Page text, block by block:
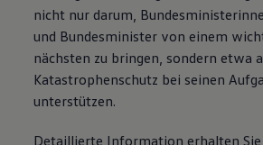
nicht nur darum,
und Bundesminister von einem
nächsten zu bringen, sondern etwa
Katastrophenschutz bei seinen
unterstützen.
Detaillierte Information erhalten Sie